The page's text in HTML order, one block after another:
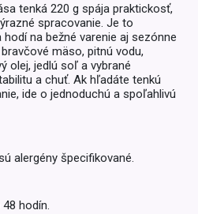
tenká 220 g spája praktickosť,
spracovanie. Je to
na bežné varenie aj sezónne
mäso, pitnú vodu,
olej, jedlú soľ a vybrané
a chuť. Ak hľadáte tenkú
ide o jednoduchú a spoľahlivú
alergény špecifikované.
hodín.